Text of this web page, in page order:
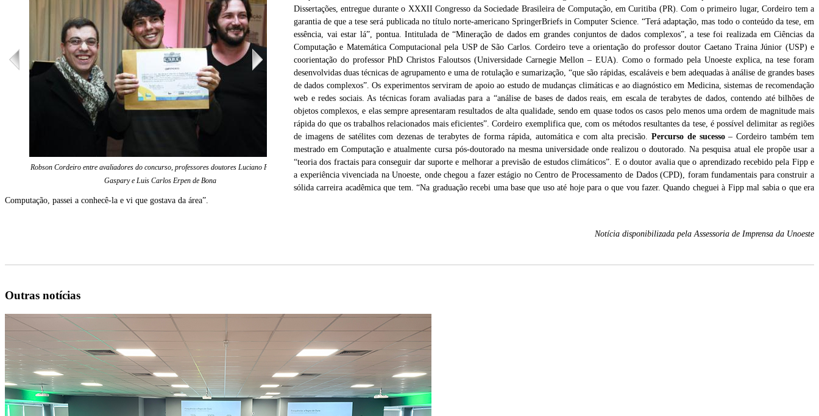
Robson Cordeiro entre avaliadores do concurso, professores doutores Luciano Paschoal
Gaspary e Luis Carlos Erpen de Bona
Pós-doutorando comemora mérito com esposa Alice e filho Lucas
Dissertações, entregue durante o XXXII Congresso da Sociedade Brasileira de Computação, em Curitiba (PR). Com o primeiro lugar, Cordeiro tem a
garantia de que a tese será publicada no título norte-americano SpringerBriefs in Computer Science. “Terá adaptação, mas todo o conteúdo da tese, em
essência, vai estar lá”, pontua. Intitulada de “Mineração de dados em grandes conjuntos de dados complexos”, a tese foi realizada em Ciências da
Computação e Matemática Computacional pela USP de São Carlos. Cordeiro teve a orientação do professor doutor Caetano Traina Júnior (USP) e
coorientação do professor PhD Christos Faloutsos (Universidade Carnegie Mellon – EUA). Como o formado pela Unoeste explica, na tese foram
desenvolvidas duas técnicas de agrupamento e uma de rotulação e sumarização, “que são rápidas, escaláveis e bem adequadas à análise de grandes bases
de dados complexos”. Os experimentos serviram de apoio ao estudo de mudanças climáticas e ao diagnóstico em Medicina, sistemas de recomendação
web e redes sociais. As técnicas foram avaliadas para a “análise de bases de dados reais, em escala de terabytes de dados, contendo até bilhões de
objetos complexos, e elas sempre apresentaram resultados de alta qualidade, sendo em quase todos os casos pelo menos uma ordem de magnitude mais
rápida do que os trabalhos relacionados mais eficientes”. Cordeiro exemplifica que, com os métodos resultantes da tese, é possível delimitar as regiões
de imagens de satélites com dezenas de terabytes de forma rápida, automática e com alta precisão. Percurso de sucesso– Cordeiro também tem
mestrado em Computação e atualmente cursa pós-doutorado na mesma universidade onde realizou o doutorado. Na pesquisa atual ele propõe usar a
“teoria dos fractais para conseguir dar suporte e melhorar a previsão de estudos climáticos”. E o doutor avalia que o aprendizado recebido pela Fipp e
a experiência vivenciada na Unoeste, onde chegou a fazer estágio no Centro de Processamento de Dados (CPD), foram fundamentais para construir a
sólida carreira acadêmica que tem. “Na graduação recebi uma base que uso até hoje para o que vou fazer. Quando cheguei à Fipp mal sabia o que era
Computação, passei a conhecê-la e vi que gostava da área”.
Notícia disponibilizada pela Assessoria de Imprensa da Unoeste
Outras notícias